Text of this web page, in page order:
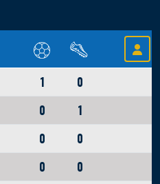
1
0
0
1
0
0
0
0